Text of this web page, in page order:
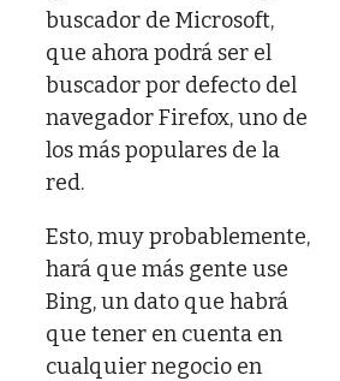
buscador de Microsoft,
que ahora podrá ser el
buscador por defecto del
navegador Firefox, uno de
los más populares de la
red.
Esto, muy probablemente,
hará que más gente use
Bing, un dato que habrá
que tener en cuenta en
cualquier negocio en